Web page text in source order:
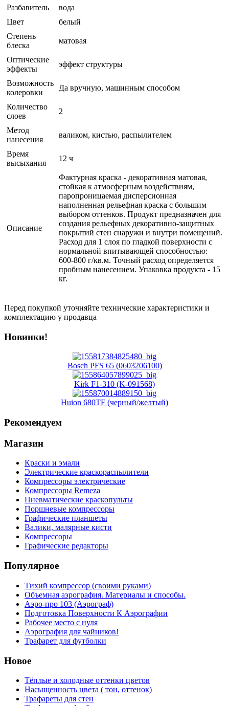
Разбавитель
вода
Цвет
белый
Степень
блеска
матовая
Оптические
эффекты
эффект структуры
Возможность
колеровки
Да вручную, машинным способом
Количество
слоев
2
Метод
нанесения
валиком, кистью, распылителем
Время
высыхания
12 ч
Описание
Фактурная краска - декоративная матовая,
стойкая к атмосферным воздействиям,
паропроницаемая дисперсионная
наполненная рельефная краска с большим
выбором оттенков. Продукт предназначен для
создания рельефных декоративно-защитных
покрытий стен снаружи и внутри помещений.
Расход для 1 слоя по гладкой поверхности с
нормальной впитывающей способностью:
600-800 г/кв.м. Точный расход определяется
пробным нанесением. Упаковка продукта - 15
кг.
Перед покупкой уточняйте технические характеристики и
комплектацию у продавца
Новинки!
Bosch PFS 65 (0603206100)
Kirk F1-310 (K-091568)
Huion 680TF (черный/желтый)
Рекомендуем
Магазин
Краски и эмали
Электрические краскораспылители
Компрессоры электрические
Компрессоры Remeza
Пневматические краскопульты
Поршневые компрессоры
Графические планшеты
Валики, малярные кисти
Компрессоры
Графические редакторы
Популярное
Тихий компрессор (своими руками)
Объемная аэрография. Материалы и способы.
Аэро-про 103 (Аэрограф)
Подготовка Поверхности К Аэрографии
Рабочее место с нуля
Аэрография для чайников!
Трафарет для футболки
Новое
Тёплые и холодные оттенки цветов
Насыщенность цвета ( тон, оттенок)
Трафареты для стен